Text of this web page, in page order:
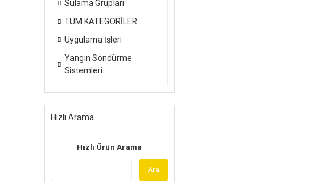
Sulama Grupları
TÜM KATEGORİLER
Uygulama İşleri
Yangın Söndürme
Sistemleri
Hızlı Arama
Hızlı Ürün Arama
Ara